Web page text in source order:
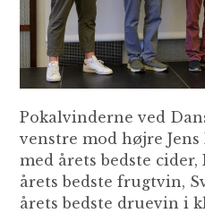
Pokalvinderne ved
venstre mod højre
med årets bedste
årets bedste frugtvin,
årets bedste druevin i